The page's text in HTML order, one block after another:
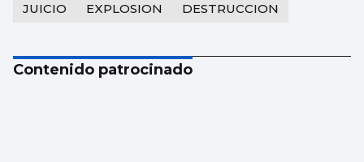
JUICIO EXPLOSION DESTRUCCION
Contenido patrocinado